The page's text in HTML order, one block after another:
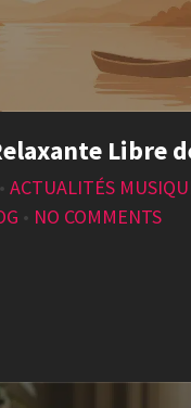
Libre
• ACTUALITÉS
• NO COMMENTS